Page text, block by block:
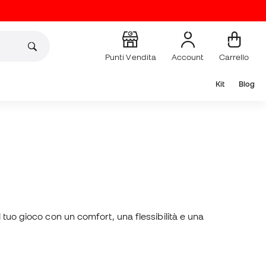
Punti Vendita Account Carrello
Kit Blog
gioco con un comfort, una flessibilità e una